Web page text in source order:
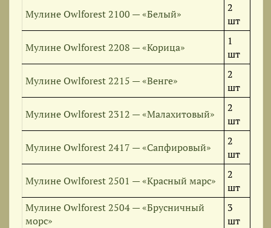
Мулине Owlforest 2100 — «Белый»
2
шт
Мулине Owlforest 2208 — «Корица»
1
шт
Мулине Owlforest 2215 — «Венге»
2
шт
Мулине Owlforest 2312 — «Малахитовый»
2
шт
Мулине Owlforest 2417 — «Сапфировый»
2
шт
Мулине Owlforest 2501 — «Красный марс»
2
шт
Мулине Owlforest 2504 — «Брусничный
морс»
3
шт